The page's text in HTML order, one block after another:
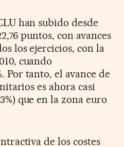
han subido desde
puntos, con avances
los ejercicios, con la
cuando
Por tanto, el avance de
es ahora casi
que en la zona euro
de los costes